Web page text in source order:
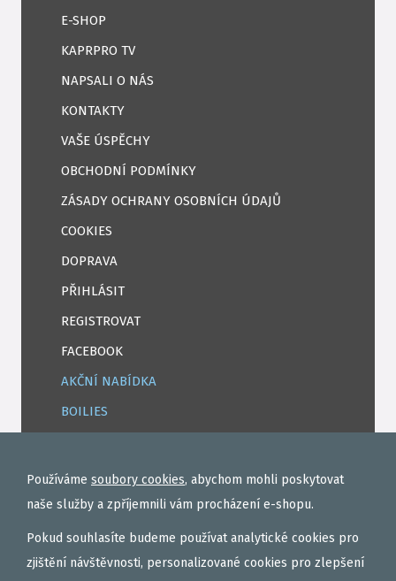
E-SHOP
KAPRPRO TV
NAPSALI O NÁS
KONTAKTY
VAŠE ÚSPĚCHY
OBCHODNÍ PODMÍNKY
ZÁSADY OCHRANY OSOBNÍCH ÚDAJŮ
COOKIES
DOPRAVA
PŘIHLÁSIT
REGISTROVAT
FACEBOOK
AKČNÍ NABÍDKA
BOILIES
TEKUTÉ
OBALOVAČKY
VAŘENÝ PARTIKL
BIŽUTERIE NA MONTÁŽE
Používáme soubory cookies, abychom mohli poskytovat
naše služby a zpříjemnili vám procházení e-shopu.
Pokud souhlasíte budeme používat analytické cookies pro
zjištění návštěvnosti, personalizované cookies pro zlepšení